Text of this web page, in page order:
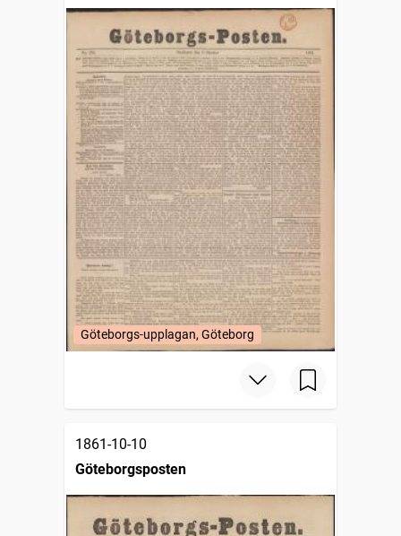
Göteborgs-upplagan, Göteborg
1861-10-10
Göteborgsposten